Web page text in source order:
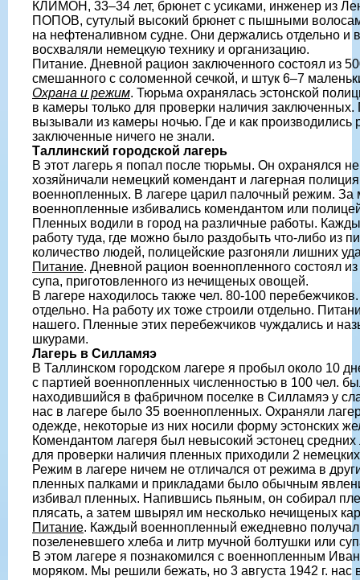
КЛИМОН, 33–34 лет, брюнет с усиками, инженер из
ПОПОВ, сутулый высокий брюнет с пышными
на нефтеналивном судне. Они держались отдельно и
восхваляли немецкую технику и организацию.
Питание. Дневной рацион заключенного состоял из
смешанного с соломенной сечкой, и штук 6–7
Охрана и режим. Тюрьма охранялась эстонской
в камеры только для проверки наличия заключенных.
вызывали из камеры ночью. Где и как производились
заключенные ничего не знали.
Таллинский городской лагерь
В этот лагерь я попал после тюрьмы. Он охранялся
хозяйничали немецкий комендант и лагерная
военнопленных. В лагере царил палочный режим.
военнопленные избивались комендантом или
Пленных водили в город на различные работы.
работу туда, где можно было раздобыть что-либо из
количество людей, полицейские разгоняли лишних
Питание. Дневной рацион военнопленного состоял из
супа, приготовленного из нечищеных овощей.
В лагере находилось также чел. 80-100
отдельно. На работу их тоже строили отдельно.
нашего. Пленные этих перебежчиков чуждались и
шкурами.
Лагерь в Силламяэ
В Таллинском городском лагере я пробыл около 10
с партией военнопленных численностью в 100 чел.
находившийся в фабричном поселке в Силламяэ у
нас в лагере было 35 военнопленных. Охраняли
одежде, некоторые из них носили форму эстонских
Комендантом лагеря был невысокий эстонец средних
для проверки наличия пленных приходили 2
Режим в лагере ничем не отличался от режима в
пленных палками и прикладами было обычным
избивал пленных. Напившись пьяным, он собирал
плясать, а затем швырял им несколько нечищеных
Питание. Каждый военнопленный ежедневно получал
позеленевшего хлеба и литр мучной болтушки или
В этом лагере я познакомился с военнопленным
моряком. Мы решили бежать, но 3 августа 1942 г. нас